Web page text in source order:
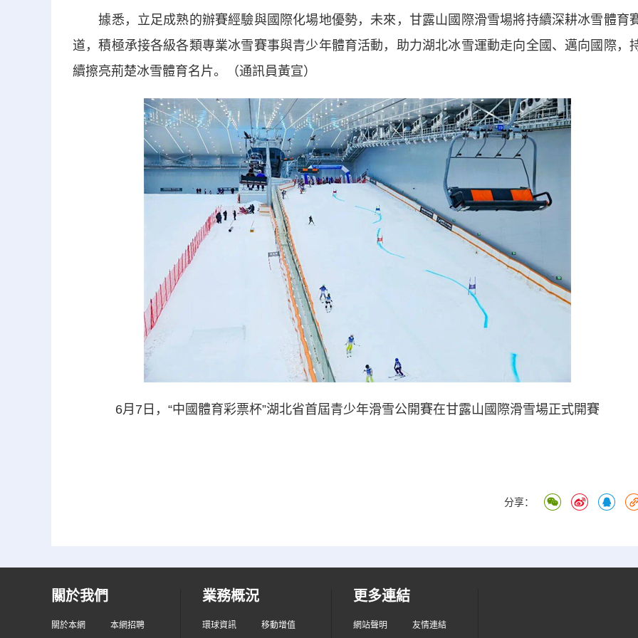
據悉，立足成熟的辦賽經驗與國際化場地優勢，未來，甘露山國際滑雪場將持續深耕冰雪體育
道，積極承接各級各類專業冰雪賽事與青少年體育活動，助力湖北冰雪運動走向全國、邁向國際，
續擦亮荊楚冰雪體育名片。（通訊員黃宣）
6月7日，“中國體育彩票杯”湖北省首屆青少年滑雪公開賽在甘露山國際滑雪場正式開賽
分享：
關於我們
關於本網 本網招聘
業務概況
環球資訊 移動增值
更多連結
網站聲明 友情連結